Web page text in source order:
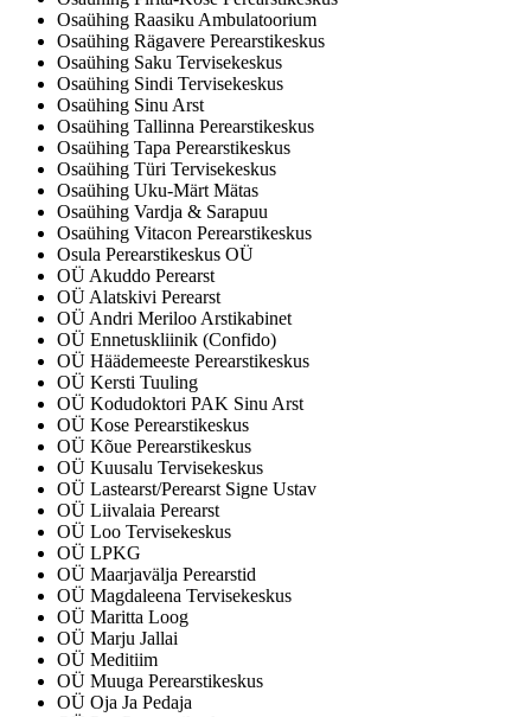
Osaühing Raasiku Ambulatoorium
Osaühing Rägavere Perearstikeskus
Osaühing Saku Tervisekeskus
Osaühing Sindi Tervisekeskus
Osaühing Sinu Arst
Osaühing Tallinna Perearstikeskus
Osaühing Tapa Perearstikeskus
Osaühing Türi Tervisekeskus
Osaühing Uku-Märt Mätas
Osaühing Vardja & Sarapuu
Osaühing Vitacon Perearstikeskus
Osula Perearstikeskus OÜ
OÜ Akuddo Perearst
OÜ Alatskivi Perearst
OÜ Andri Meriloo Arstikabinet
OÜ Ennetuskliinik (Confido)
OÜ Häädemeeste Perearstikeskus
OÜ Kersti Tuuling
OÜ Kodudoktori PAK Sinu Arst
OÜ Kose Perearstikeskus
OÜ Kõue Perearstikeskus
OÜ Kuusalu Tervisekeskus
OÜ Lastearst/Perearst Signe Ustav
OÜ Liivalaia Perearst
OÜ Loo Tervisekeskus
OÜ LPKG
OÜ Maarjavälja Perearstid
OÜ Magdaleena Tervisekeskus
OÜ Maritta Loog
OÜ Marju Jallai
OÜ Meditiim
OÜ Muuga Perearstikeskus
OÜ Oja Ja Pedaja